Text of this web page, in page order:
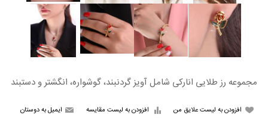
مجموعه رز طلایی انارکی شامل آویز گردنبند، گوشواره، انگشتر و دستبند